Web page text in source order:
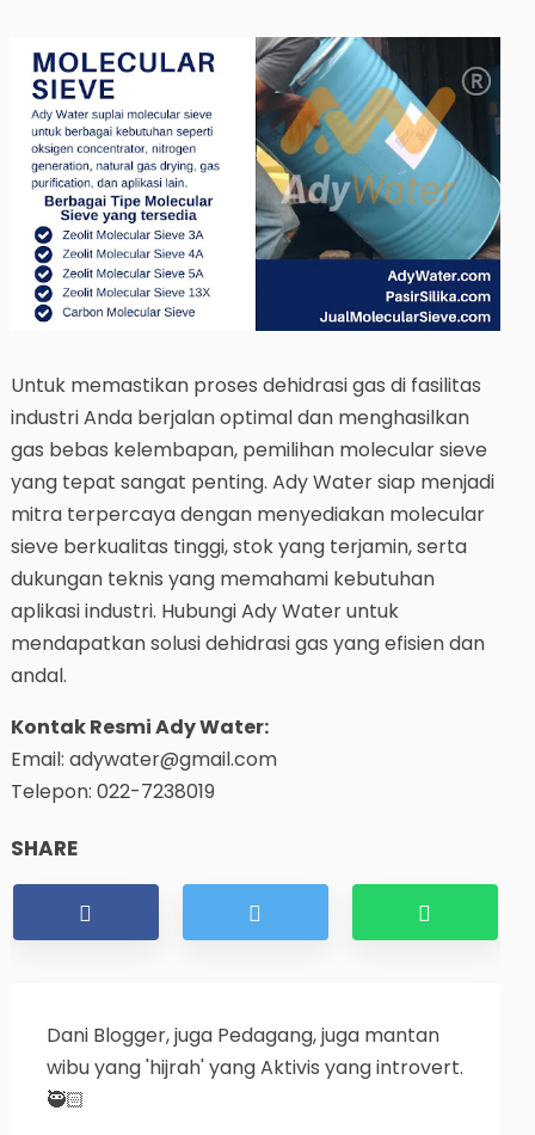
Untuk memastikan proses dehidrasi gas di fasilitas
industri Anda berjalan optimal dan menghasilkan
gas bebas kelembapan, pemilihan molecular sieve
yang tepat sangat penting. Ady Water siap menjadi
mitra terpercaya dengan menyediakan molecular
sieve berkualitas tinggi, stok yang terjamin, serta
dukungan teknis yang memahami kebutuhan
aplikasi industri. Hubungi Ady Water untuk
mendapatkan solusi dehidrasi gas yang efisien dan
andal.
Kontak Resmi Ady Water:
Email: adywater@gmail.com
Telepon: 022-7238019
SHARE
Dani Blogger, juga Pedagang, juga mantan
wibu yang 'hijrah' yang Aktivis yang introvert.
🥷🏻